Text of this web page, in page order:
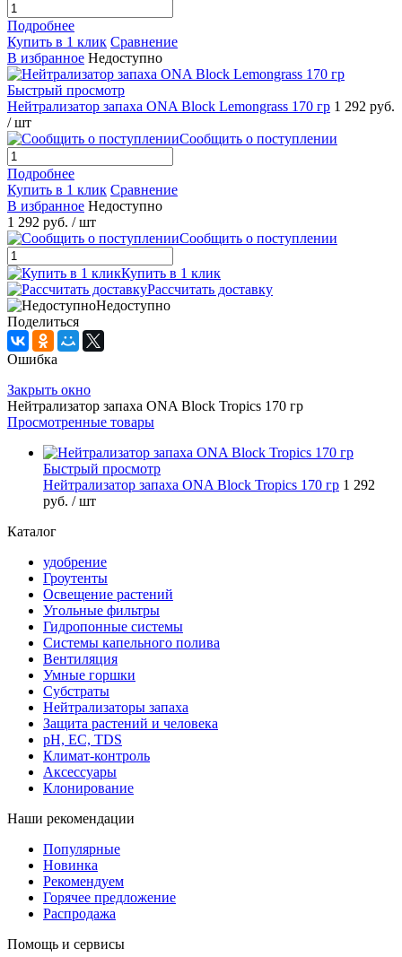
Подробнее
Купить в 1 клик Сравнение
В избранное Недоступно
Быстрый просмотр
Нейтрализатор запаха ONA Block Lemongrass 170 гр 1 292 руб.
/ шт
Сообщить о поступлении
Подробнее
Купить в 1 клик Сравнение
В избранное Недоступно
1 292 руб. / шт
Сообщить о поступлении
Купить в 1 клик
Рассчитать доставку
Недоступно
Поделиться
Ошибка
Закрыть окно
Нейтрализатор запаха ONA Block Tropics 170 гр
Просмотренные товары
Быстрый просмотр
Нейтрализатор запаха ONA Block Tropics 170 гр 1 292
руб. / шт
Каталог
удобрение
Гроутенты
Освещение растений
Угольные фильтры
Гидропонные системы
Системы капельного полива
Вентиляция
Умные горшки
Субстраты
Нейтрализаторы запаха
Защита растений и человека
pH, EC, TDS
Климат-контроль
Аксессуары
Клонирование
Наши рекомендации
Популярные
Новинка
Рекомендуем
Горячее предложение
Распродажа
Помощь и сервисы